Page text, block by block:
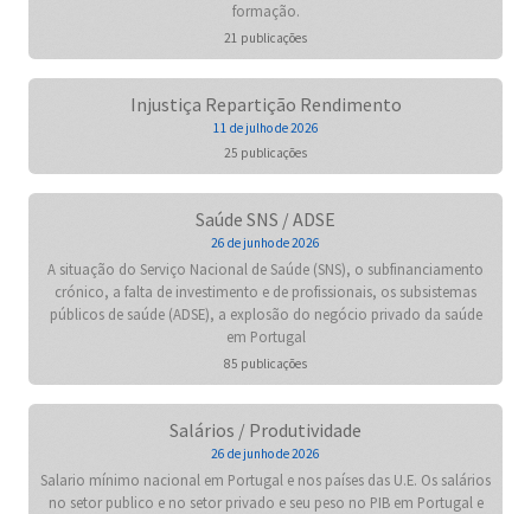
formação.
21 publicações
Injustiça Repartição Rendimento
11 de julho de 2026
25 publicações
Saúde SNS / ADSE
26 de junho de 2026
A situação do Serviço Nacional de Saúde (SNS), o subfinanciamento
crónico, a falta de investimento e de profissionais, os subsistemas
públicos de saúde (ADSE), a explosão do negócio privado da saúde
em Portugal
85 publicações
Salários / Produtividade
26 de junho de 2026
Salario mínimo nacional em Portugal e nos países das U.E. Os salários
no setor publico e no setor privado e seu peso no PIB em Portugal e